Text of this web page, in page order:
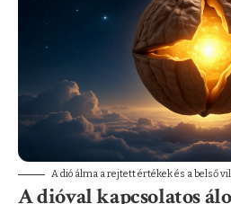
A dió álma a rejtett értékek és a belső
A dióval kapcsolatos